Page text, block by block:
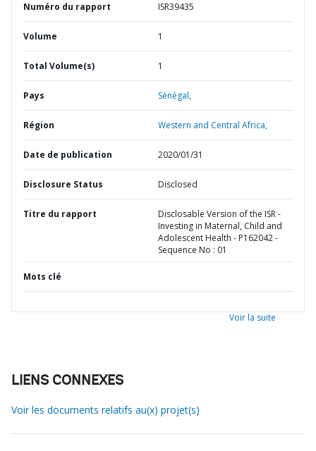
Numéro du rapport ISR39435
Volume 1
Total Volume(s) 1
Pays Sénégal,
Région Western and Central Africa,
Date de publication 2020/01/31
Disclosure Status Disclosed
Titre du rapport
Disclosable Version of the ISR -
Investing in Maternal, Child and
Adolescent Health - P162042 -
Sequence No : 01
Mots clé
Voir la suite
LIENS CONNEXES
Voir les documents relatifs au(x) projet(s)